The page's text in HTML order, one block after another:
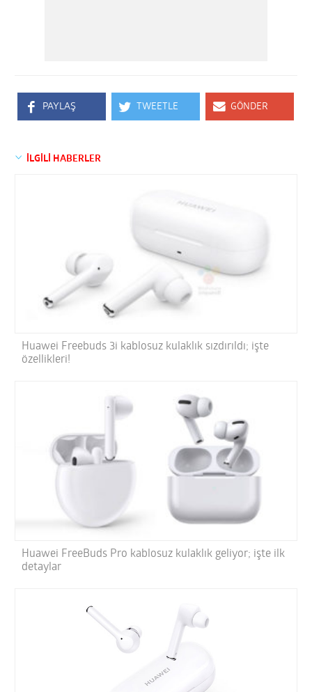
PAYLAŞ TWEETLE GÖNDER
İLGİLİ HABERLER
Huawei Freebuds 3i kablosuz kulaklık sızdırıldı; işte
özellikleri!
Huawei FreeBuds Pro kablosuz kulaklık geliyor; işte ilk
detaylar